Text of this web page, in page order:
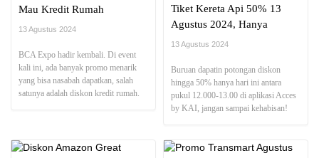
Mau Kredit Rumah
13 Agustus 2024
BCA Expo hadir kembali. Di event
kali ini, ada banyak promo menarik
yang bisa nasabah dapatkan, salah
satunya adalah diskon kredit rumah.
Tiket Kereta Api 50% 13
Agustus 2024, Hanya
Sampai Pukul 13.00!
13 Agustus 2024
Buruan dapatin potongan diskon
hingga 50% hanya hari ini antara
pukul 12.000-13.00 di aplikasi Acces
by KAI, jangan sampai kehabisan!